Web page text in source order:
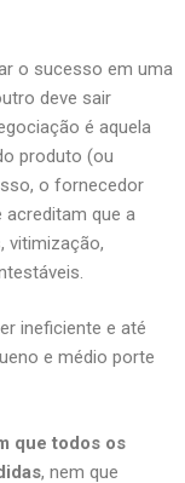
o sucesso em uma
deve sair
é aquela
produto (ou
o fornecedor
acreditam que a
vitimização,
ineficiente e até
e médio porte
que todos os
, nem que